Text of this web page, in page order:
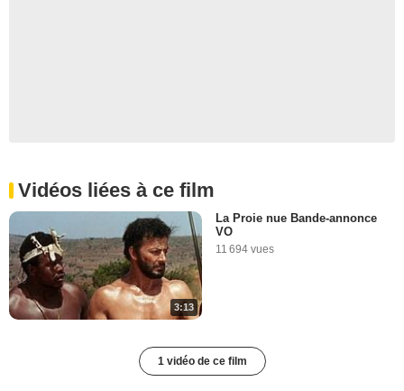
Vidéos liées à ce film
3:13
La Proie nue Bande-annonce
VO
11 694 vues
1 vidéo de ce film